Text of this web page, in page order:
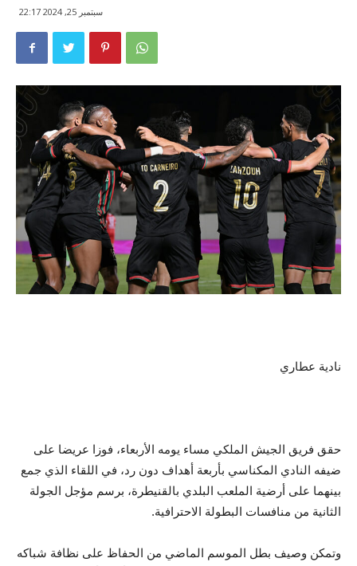
سبتمبر 25, 2024 22:17
نادية عطاري
حقق فريق الجيش الملكي مساء يومه الأربعاء، فوزا عريضا على
ضيفه النادي المكناسي بأربعة أهداف دون رد، في اللقاء الذي جمع
بينهما على أرضية الملعب البلدي بالقنيطرة، برسم مؤجل الجولة
الثانية من منافسات البطولة الاحترافية.
وتمكن وصيف بطل الموسم الماضي من الحفاظ على نظافة شباكه